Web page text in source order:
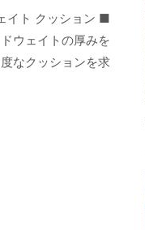
イト クッション ■
ウェイトの厚みを
なクッションを求